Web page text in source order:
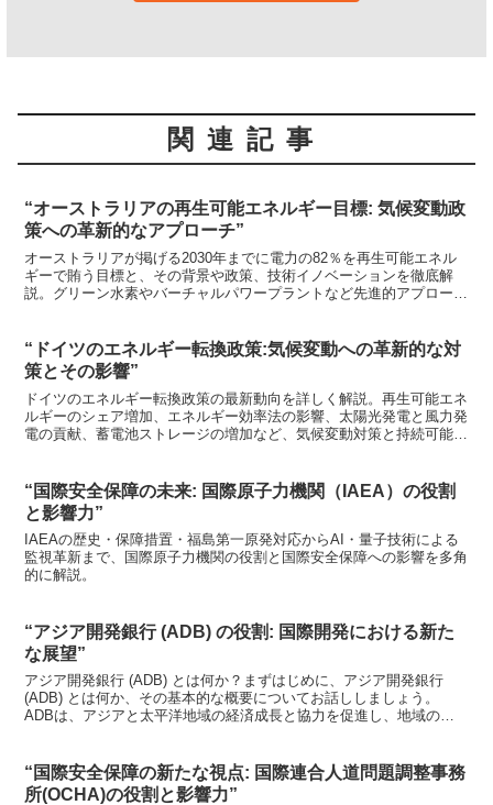
関連記事
“オーストラリアの再生可能エネルギー目標: 気候変動政
策への革新的なアプローチ”
オーストラリアが掲げる2030年までに電力の82％を再生可能エネル
ギーで賄う目標と、その背景や政策、技術イノベーションを徹底解
説。グリーン水素やバーチャルパワープラントなど先進的アプローチ
“ドイツのエネルギー転換政策:気候変動への革新的な対
策とその影響”
ドイツのエネルギー転換政策の最新動向を詳しく解説。再生可能エネ
ルギーのシェア増加、エネルギー効率法の影響、太陽光発電と風力発
電の貢献、蓄電池ストレージの増加など、気候変動対策と持続可能な
“国際安全保障の未来: 国際原子力機関（IAEA）の役割
と影響力”
IAEAの歴史・保障措置・福島第一原発対応からAI・量子技術による
監視革新まで、国際原子力機関の役割と国際安全保障への影響を多角
的に解説。
“アジア開発銀行 (ADB) の役割: 国際開発における新た
な展望”
アジア開発銀行 (ADB) とは何か？まずはじめに、アジア開発銀行
(ADB) とは何か、その基本的な概要についてお話ししましょう。
ADBは、アジアと太平洋地域の経済成長と協力を促進し、地域の貧
“国際安全保障の新たな視点: 国際連合人道問題調整事務
所(OCHA)の役割と影響力”